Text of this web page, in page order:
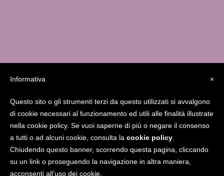
Studio MedicaFutura Via Serassi 13/a – 24124
Bergamo
338.8556841
giucarolei@gmail.com
www.gcarolei.com
Gcarolei
×
Informativa
Questo sito o gli strumenti terzi da questo utilizzati si avvalgono
di cookie necessari al funzionamento ed utili alle finalità illustrate
nella cookie policy. Se vuoi saperne di più o negare il consenso
a tutti o ad alcuni cookie, consulta la cookie policy
Chiudendo questo banner, scorrendo questa pagina, cliccando
su un link o proseguendo la navigazione in altra maniera,
acconsenti all’uso dei cookie.